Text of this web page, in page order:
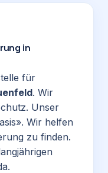
in
für
. Wir
Unser
Wir helfen
zu finden.